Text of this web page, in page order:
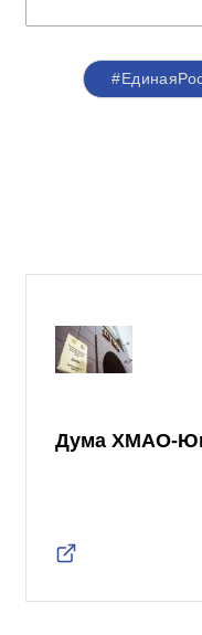
Дума ХМАО-